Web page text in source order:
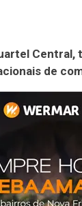
Central,
de